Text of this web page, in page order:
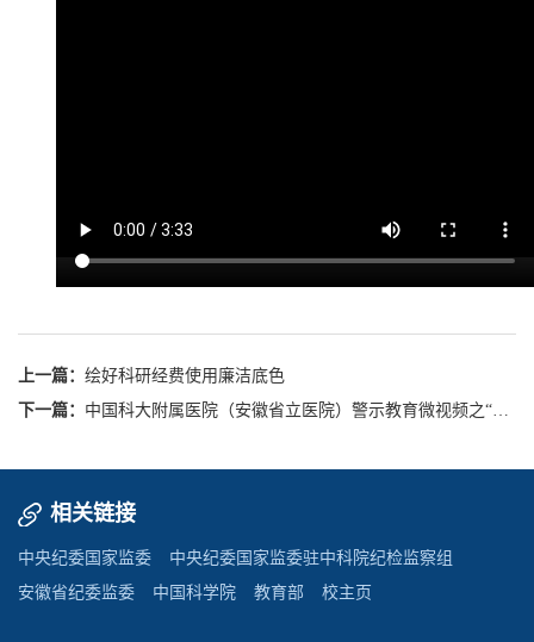
上一篇： 绘好科研经费使用廉洁底色
下一篇： 中国科大附属医院（安徽省立医院）警示教育微视频之“投标莫投机”
相关链接
中央纪委国家监委
中央纪委国家监委驻中科院纪检监察组
安徽省纪委监委
中国科学院 教育部 校主页